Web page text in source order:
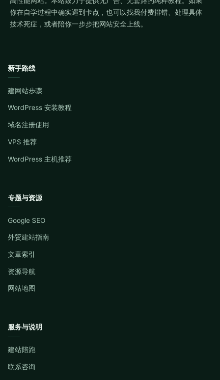
你在自学过程中确实遇到卡点，也可以找我付费排错、处理具体
技术死症，或者陪你一步步把网站安全上线。
新手路线
建网站步骤
WordPress 安装教程
域名注册使用
VPS 推荐
WordPress 主机推荐
专题与资源
Google SEO
外贸建站指南
文章索引
资源导航
网站地图
服务与说明
建站陪跑
联系咨询